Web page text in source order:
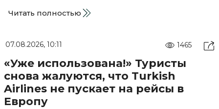
Читать полностью
07.08.2026, 10:11 1465
«Уже использована!» Туристы
снова жалуются, что Turkish
Airlines не пускает на рейсы в
Европу